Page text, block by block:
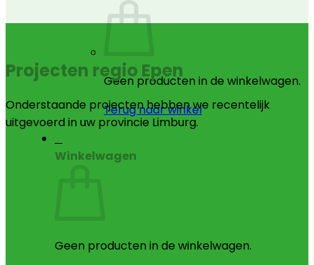
Geen producten in de winkelwagen.
Terug naar winkel
Winkelwagen
Geen producten in de winkelwagen.
Projecten regio Epen
Onderstaande projecten hebben we recentelijk
uitgevoerd in uw provincie Limburg.